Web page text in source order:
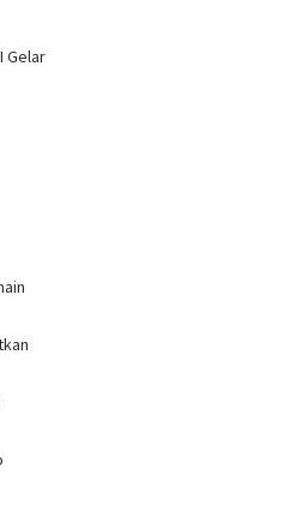
Komisi Kajian
Konstitusi
Gelar